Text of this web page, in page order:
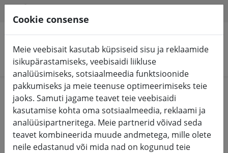
Otsi tooteid
Home
Muinasjututuled ja valgustus
Muinasjututuled
Cookie consense
Meie veebisait kasutab küpsiseid sisu ja reklaamide
isikupärastamiseks, veebisaidi liikluse
analüüsimiseks, sotsiaalmeedia funktsioonide
pakkumiseks ja meie teenuse optimeerimiseks teie
jaoks. Samuti jagame teavet teie veebisaidi
kasutamise kohta oma sotsiaalmeedia, reklaami ja
analüüsipartneritega. Meie partnerid võivad seda
teavet kombineerida muude andmetega, mille olete
neile edastanud või mida nad on kogunud teie